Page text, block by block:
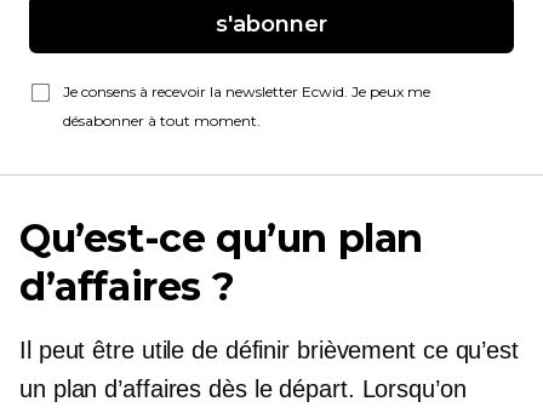
s'abonner
Je consens à recevoir la newsletter Ecwid. Je peux me
désabonner à tout moment.
Qu’est-ce qu’un plan
d’affaires ?
Il peut être utile de définir brièvement ce qu’est
un plan d’affaires dès le départ. Lorsqu’on